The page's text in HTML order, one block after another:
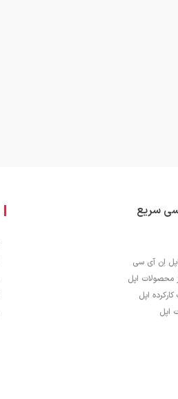
سریع
اِن آی سی
محصولات اپل
اپل
اپل